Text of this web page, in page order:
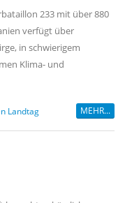
233 mit über 880
verfügt über
in schwierigem
Klima- und
Landtag MEHR...